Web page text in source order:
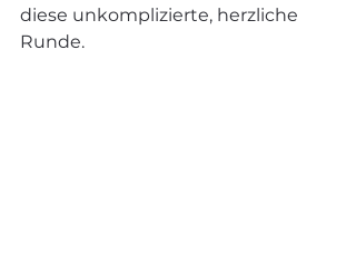
diese unkomplizierte, herzliche
Runde.